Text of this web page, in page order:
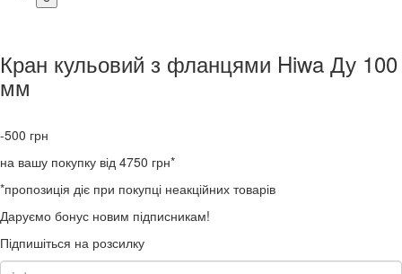
Кран кульовий з фланцями Hiwa Ду 100
мм
-500 грн
на вашу покупку від 4750 грн*
*пропозиція діє при покупці неакційних товарів
Даруємо бонус новим підписникам!
Підпишіться на розсилку